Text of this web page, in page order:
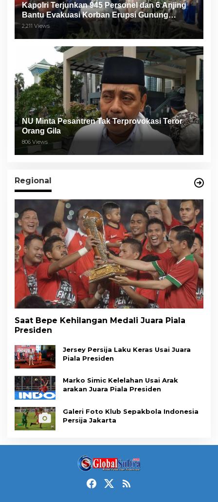
Kapolri Terjunkan 945 Personel dan 6 Anjing
Bantu Evakuasi Korban Erupsi Gunung
Semeru
2,211 Views
NU Minta Pesantren Tak Terprovokasi Teror
Orang Gila
806 Views
Regional
Saat Bepe Kehilangan Medali Juara Piala
Presiden
Jersey Persija Laku Keras Usai Juara
Piala Presiden
Marko Simic Kelelahan Usai Arak
arakan Juara Piala Presiden
Galeri Foto Klub Sepakbola Indonesia
Persija Jakarta